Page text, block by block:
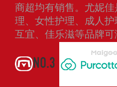
商超均有销售。尤妮
理、女性护理、成人
互宜、佳乐滋等品牌
NO.3